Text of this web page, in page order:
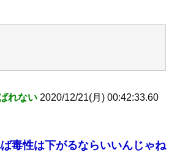
れない 2020/12/21(月) 00:42:33.60
毒性は下がるならいいんじゃね